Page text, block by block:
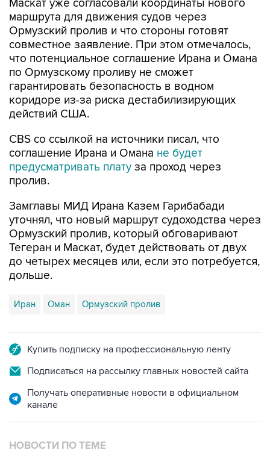
Маскат уже согласовали координаты нового
маршрута для движения судов через
Ормузский пролив и что стороны готовят
совместное заявление. При этом отмечалось,
что потенциальное соглашение Ирана и Омана
по Ормузскому проливу не сможет
гарантировать безопасность в водном
коридоре из-за риска дестабилизирующих
действий США.
CBS со ссылкой на источники писал, что
соглашение Ирана и Омана не будет
предусматривать плату за проход через
пролив.
Замглавы МИД Ирана Казем Гарибабади
уточнял, что новый маршрут судоходства через
Ормузский пролив, который обговаривают
Тегеран и Маскат, будет действовать от двух
до четырех месяцев или, если это потребуется,
дольше.
Иран Оман Ормузский пролив
Купить подписку на профессиональную ленту
Подписаться на рассылку главных новостей сайта
Получать оперативные новости в официальном
канале
НОВОСТИ ПО ТЕМЕ